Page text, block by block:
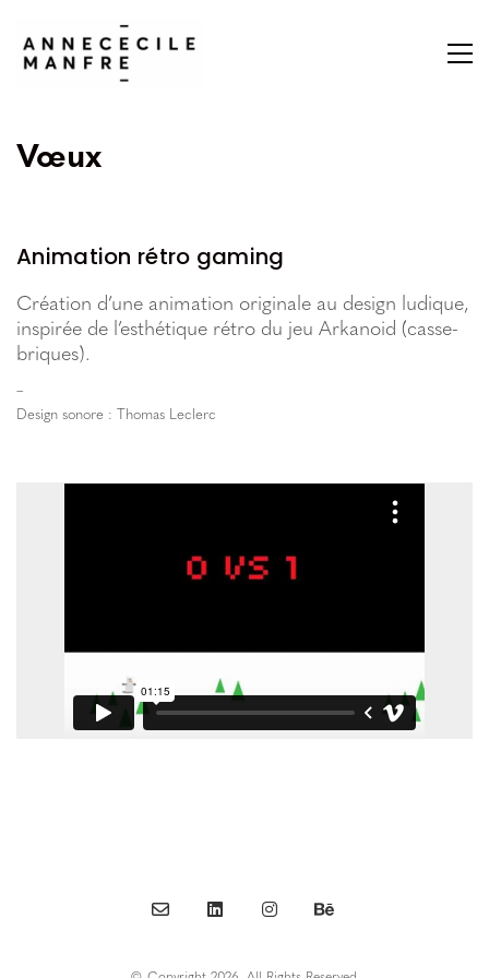
Vœux
Animation rétro gaming
Création d’une animation originale au design ludique,
inspirée de l’esthétique rétro du jeu Arkanoid (casse-
briques).
–
Design sonore : Thomas Leclerc